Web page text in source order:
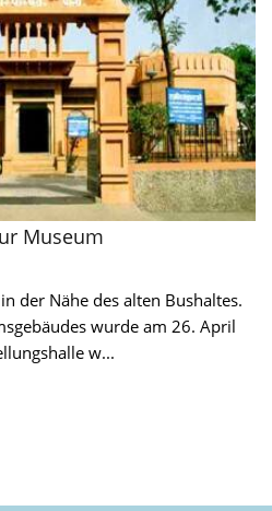
Museum
der Nähe des alten Bushaltes.
wurde am 26. April
w...